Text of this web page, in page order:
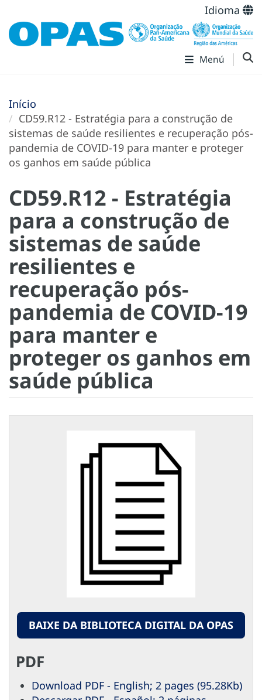
Idioma
Menú
Início
CD59.R12 - Estratégia para a construção de
sistemas de saúde resilientes e recuperação pós-
pandemia de COVID-19 para manter e proteger
os ganhos em saúde pública
CD59.R12 - Estratégia
para a construção de
sistemas de saúde
resilientes e
recuperação pós-
pandemia de COVID-19
para manter e
proteger os ganhos em
saúde pública
BAIXE DA BIBLIOTECA DIGITAL DA OPAS
PDF
Download PDF - English; 2 pages (95.28Kb)